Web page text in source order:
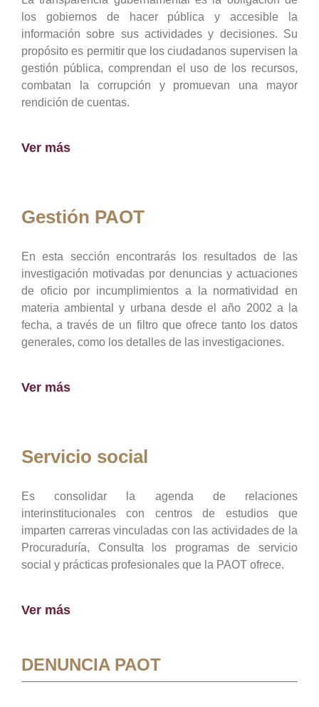
los gobiernos de hacer pública y accesible la
información sobre sus actividades y decisiones. Su
propósito es permitir que los ciudadanos supervisen la
gestión pública, comprendan el uso de los recursos,
combatan la corrupción y promuevan una mayor
rendición de cuentas.
Ver más
Gestión PAOT
En esta sección encontrarás los resultados de las
investigación motivadas por denuncias y actuaciones
de oficio por incumplimientos a la normatividad en
materia ambiental y urbana desde el año 2002 a la
fecha, a través de un filtro que ofrece tanto los datos
generales, como los detalles de las investigaciones.
Ver más
Servicio social
Es consolidar la agenda de relaciones
interinstitucionales con centros de estudios que
imparten carreras vinculadas con las actividades de la
Procuraduría, Consulta los programas de servicio
social y prácticas profesionales que la PAOT ofrece.
Ver más
DENUNCIA PAOT